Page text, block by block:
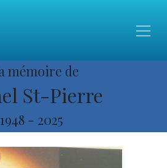
mémoire de
St-Pierre
1948 - 2025